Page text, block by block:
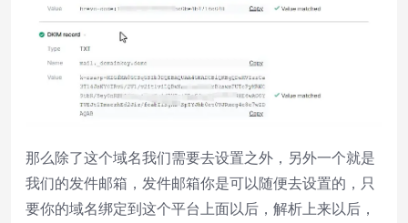
那么除了这个域名我们需要去设置之外，另外一个就是
我们的发件邮箱，发件邮箱你是可以随便去设置的，只
要你的域名绑定到这个平台上面以后，解析上来以后，